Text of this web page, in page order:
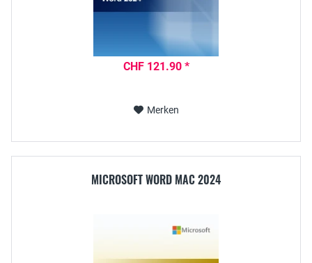
CHF 121.90 *
Merken
MICROSOFT WORD MAC 2024